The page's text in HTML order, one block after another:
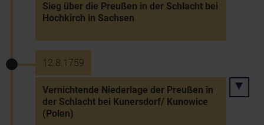
Sieg über die Preußen in der Schlacht bei
Hochkirch in Sachsen
12.8.1759
Vernichtende Niederlage der Preußen in
der Schlacht bei Kunersdorf/ Kunowice
(Polen)